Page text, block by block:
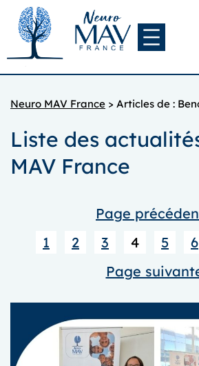
Aller
contenu
Neuro MAV France > Articles de :
Liste des
MAV France
Page
1
2 3 4 5 6
Page